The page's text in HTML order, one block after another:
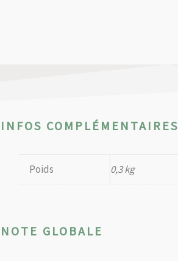
INFOS COMPLÉMENTAIRES
Poids 0,3 kg
NOTE GLOBALE